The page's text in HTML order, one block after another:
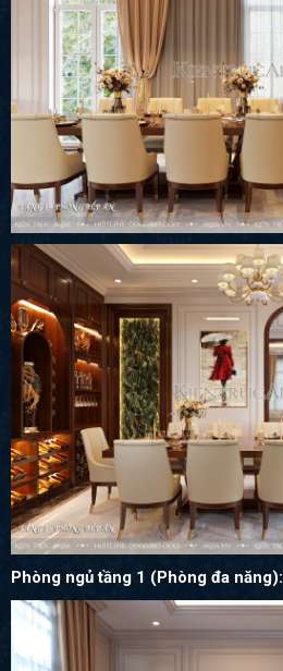
Phòng ngủ tầng 1 (Phòng đa năng):